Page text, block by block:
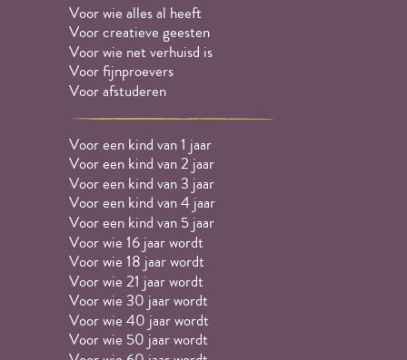
Voor wie alles al heeft
Voor creatieve geesten
Voor wie net verhuisd is
Voor fijnproevers
Voor afstuderen
Voor een kind van 1 jaar
Voor een kind van 2 jaar
Voor een kind van 3 jaar
Voor een kind van 4 jaar
Voor een kind van 5 jaar
Voor wie 16 jaar wordt
Voor wie 18 jaar wordt
Voor wie 21 jaar wordt
Voor wie 30 jaar wordt
Voor wie 40 jaar wordt
Voor wie 50 jaar wordt